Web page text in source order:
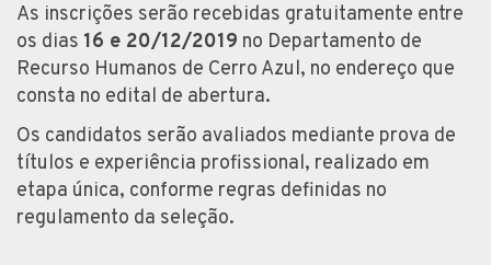
As inscrições serão recebidas gratuitamente entre
os dias 16 e 20/12/2019 no Departamento de
Recurso Humanos de Cerro Azul, no endereço que
consta no edital de abertura.
Os candidatos serão avaliados mediante prova de
títulos e experiência profissional, realizado em
etapa única, conforme regras definidas no
regulamento da seleção.